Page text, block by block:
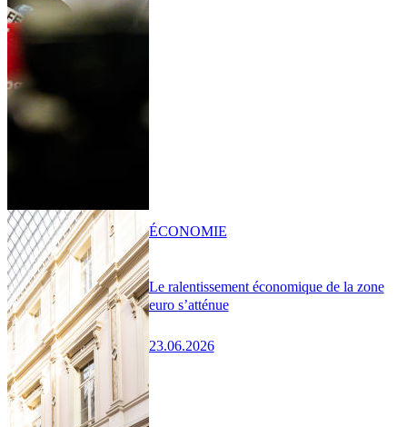
Le ralentissement économique de la zone
euro s’atténue
23.06.2026
ÉCONOMIE